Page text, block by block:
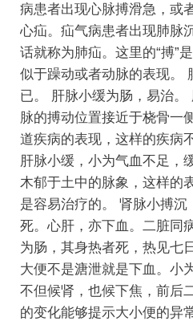
病患者出现心脉搏滑急，或
心疝。疝气病患者出现肺脉
话就称为肺疝。这里的“搏”
似于躁动或者动脉的表现。
已。
肝脉小缓为肠，易治。
脉的搏动位置接近于桡骨一
道疾病的表现，这样的疾病
肝脉小缓，小为气血不足，
木郁于土中的脉象，这样的
是容易治疗的。
肾脉小搏沉
死。心肝，亦下血。二脏同
为肠，其身热者死，热见七
大便不是溏泄就是下血。小
不但候肾，也候下焦，前后
的变化能够提示大小便的异